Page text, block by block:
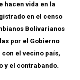
hacen vida en la
en el censo
Bolivarianos
por el Gobierno
el vecino país,
y el contrabando.